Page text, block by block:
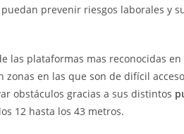
prevenir riesgos laborales y
las plataformas mas reconocidas
zonas en las que son de difícil
obstáculos gracias a sus distintos
12 hasta los 43 metros.